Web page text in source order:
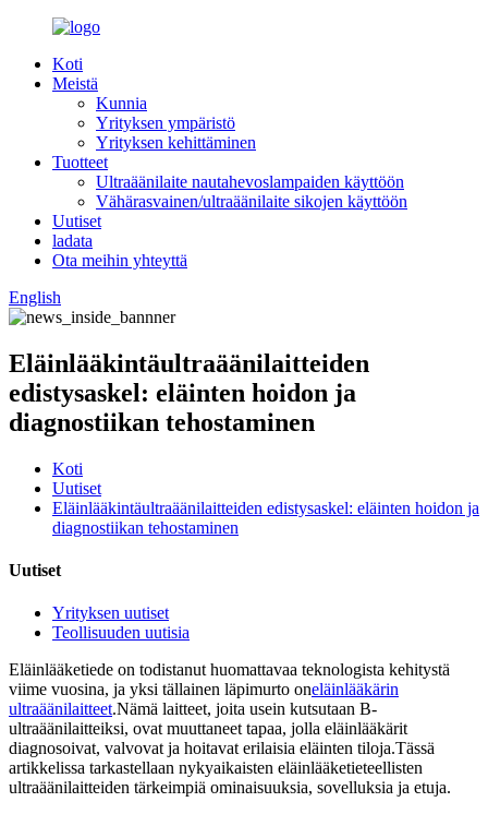
Koti
Meistä
Kunnia
Yrityksen ympäristö
Yrityksen kehittäminen
Tuotteet
Ultraäänilaite nautahevoslampaiden käyttöön
Vähärasvainen/ultraäänilaite sikojen käyttöön
Uutiset
ladata
Ota meihin yhteyttä
English
Eläinlääkintäultraäänilaitteiden
edistysaskel: eläinten hoidon ja
diagnostiikan tehostaminen
Koti
Uutiset
Eläinlääkintäultraäänilaitteiden edistysaskel: eläinten hoidon ja
diagnostiikan tehostaminen
Uutiset
Yrityksen uutiset
Teollisuuden uutisia
Eläinlääketiede on todistanut huomattavaa teknologista kehitystä
viime vuosina, ja yksi tällainen läpimurto oneläinlääkärin
ultraäänilaitteet.Nämä laitteet, joita usein kutsutaan B-
ultraäänilaitteiksi, ovat muuttaneet tapaa, jolla eläinlääkärit
diagnosoivat, valvovat ja hoitavat erilaisia ​​eläinten tiloja.Tässä
artikkelissa tarkastellaan nykyaikaisten eläinlääketieteellisten
ultraäänilaitteiden tärkeimpiä ominaisuuksia, sovelluksia ja etuja.